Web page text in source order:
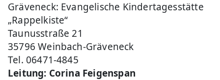
Gräveneck: Evangelische Kindertagesstätte
„Rappelkiste“
Taunusstraße 21
35796 Weinbach-Gräveneck
Tel. 06471-4845
Leitung: Corina Feigenspan